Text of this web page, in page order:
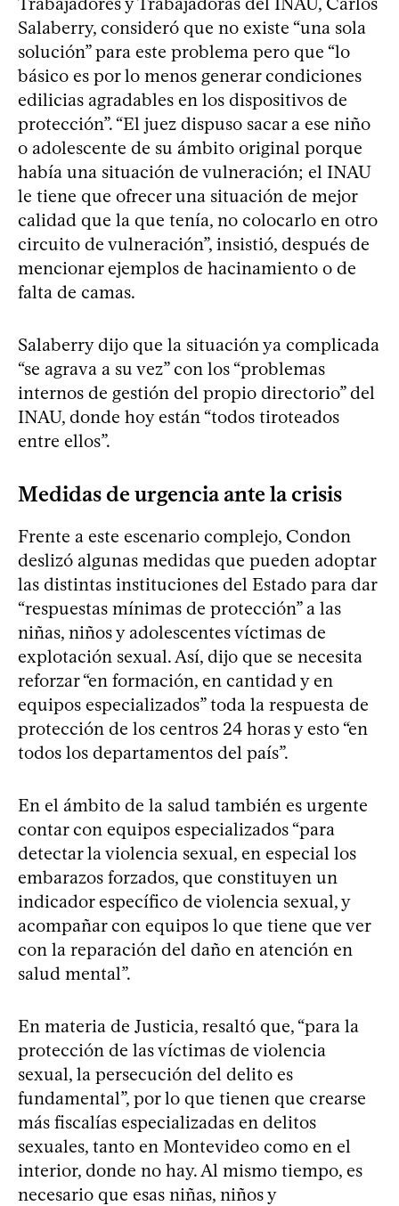
Salaberry, consideró que no existe “una sola
solución” para este problema pero que “lo
básico es por lo menos generar condiciones
edilicias agradables en los dispositivos de
protección”. “El juez dispuso sacar a ese niño
o adolescente de su ámbito original porque
había una situación de vulneración; el INAU
le tiene que ofrecer una situación de mejor
calidad que la que tenía, no colocarlo en otro
circuito de vulneración”, insistió, después de
mencionar ejemplos de hacinamiento o de
falta de camas.
Salaberry dijo que la situación ya complicada
“se agrava a su vez” con los “problemas
internos de gestión del propio directorio” del
INAU, donde hoy están “todos tiroteados
entre ellos”.
Medidas de urgencia ante la crisis
Frente a este escenario complejo, Condon
deslizó algunas medidas que pueden adoptar
las distintas instituciones del Estado para dar
“respuestas mínimas de protección” a las
niñas, niños y adolescentes víctimas de
explotación sexual. Así, dijo que se necesita
reforzar “en formación, en cantidad y en
equipos especializados” toda la respuesta de
protección de los centros 24 horas y esto “en
todos los departamentos del país”.
En el ámbito de la salud también es urgente
contar con equipos especializados “para
detectar la violencia sexual, en especial los
embarazos forzados, que constituyen un
indicador específico de violencia sexual, y
acompañar con equipos lo que tiene que ver
con la reparación del daño en atención en
salud mental”.
En materia de Justicia, resaltó que, “para la
protección de las víctimas de violencia
sexual, la persecución del delito es
fundamental”, por lo que tienen que crearse
más fiscalías especializadas en delitos
sexuales, tanto en Montevideo como en el
interior, donde no hay. Al mismo tiempo, es
necesario que esas niñas, niños y